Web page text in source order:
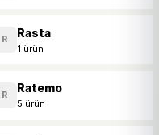
R Rasta
1 ürün
R Ratemo
5 ürün